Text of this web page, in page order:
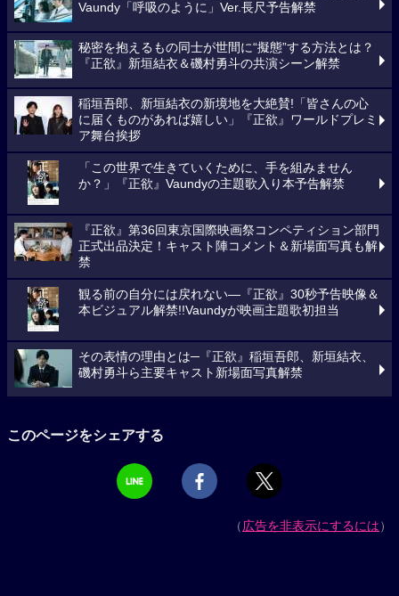
Vaundy「呼吸のように」Ver.長尺予告解禁
秘密を抱えるもの同士が世間に“擬態”する方法とは？
『正欲』新垣結衣＆磯村勇斗の共演シーン解禁
稲垣吾郎、新垣結衣の新境地を大絶賛!「皆さんの心
に届くものがあれば嬉しい」『正欲』ワールドプレミ
ア舞台挨拶
「この世界で生きていくために、手を組みません
か？」『正欲』Vaundyの主題歌入り本予告解禁
『正欲』第36回東京国際映画祭コンペティション部門
正式出品決定！キャスト陣コメント＆新場面写真も解
禁
観る前の自分には戻れない―『正欲』30秒予告映像＆
本ビジュアル解禁!!Vaundyが映画主題歌初担当
その表情の理由とは─『正欲』稲垣吾郎、新垣結衣、
磯村勇斗ら主要キャスト新場面写真解禁
このページをシェアする
（広告を非表示にするには）